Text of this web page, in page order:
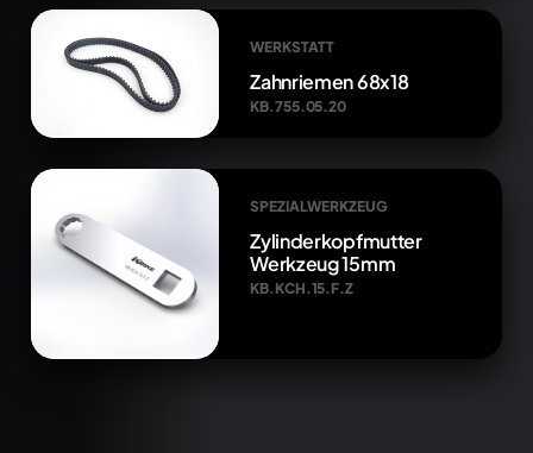
WERKSTATT
Zahnriemen 68x18
KB.755.05.20
SPEZIALWERKZEUG
Zylinderkopfmutter
Werkzeug 15mm
KB.KCH.15.F.Z